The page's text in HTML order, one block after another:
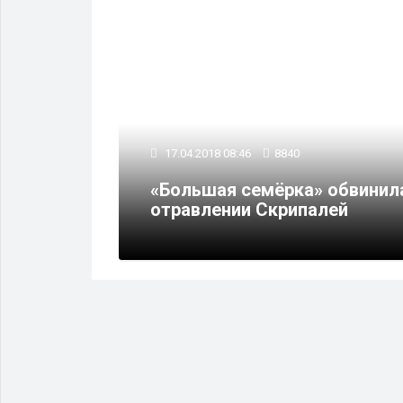
17.04.2018 08:46 8840
«Большая семёрка»
отравлении Скрипалей